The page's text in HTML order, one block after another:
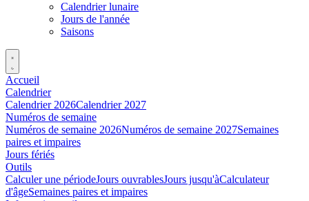
Calendrier lunaire
Jours de l'année
Saisons
Accueil
Calendrier
Calendrier 2026Calendrier 2027
Numéros de semaine
Numéros de semaine 2026Numéros de semaine 2027Semaines
paires et impaires
Jours fériés
Outils
Calculer une périodeJours ouvrablesJours jusqu'àCalculateur
d'âgeSemaines paires et impaires